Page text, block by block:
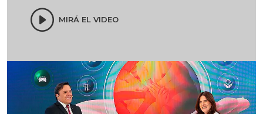
MIRÁ EL VIDEO